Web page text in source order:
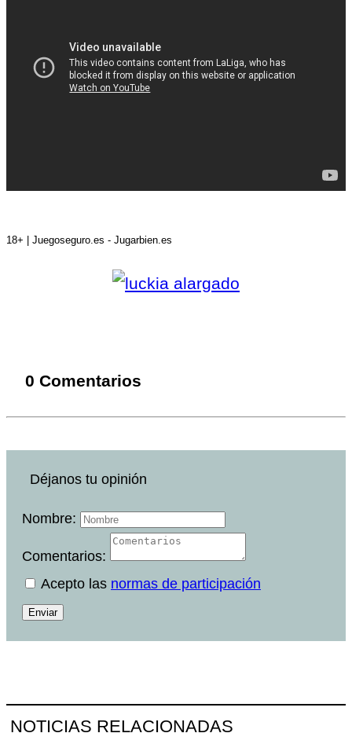
18+ | Juegoseguro.es - Jugarbien.es
0 Comentarios
Déjanos tu opinión
Nombre:
Comentarios:
Acepto las normas de participación
Enviar
NOTICIAS RELACIONADAS